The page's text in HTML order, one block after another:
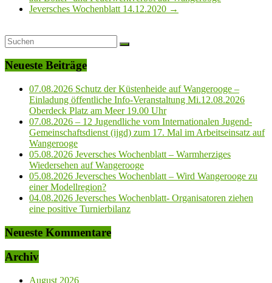
Jeversches Wochenblatt 14.12.2020 →
Neueste Beiträge
07.08.2026 Schutz der Küstenheide auf Wangerooge –
Einladung öffentliche Info-Veranstaltung Mi.12.08.2026
Oberdeck Platz am Meer 19.00 Uhr
07.08.2026 – 12 Jugendliche vom Internationalen Jugend-
Gemeinschaftsdienst (ijgd) zum 17. Mal im Arbeitseinsatz auf
Wangerooge
05.08.2026 Jeversches Wochenblatt – Warmherziges
Wiedersehen auf Wangerooge
05.08.2026 Jeversches Wochenblatt – Wird Wangerooge zu
einer Modellregion?
04.08.2026 Jeversches Wochenblatt- Organisatoren ziehen
eine positive Turnierbilanz
Neueste Kommentare
Archiv
August 2026